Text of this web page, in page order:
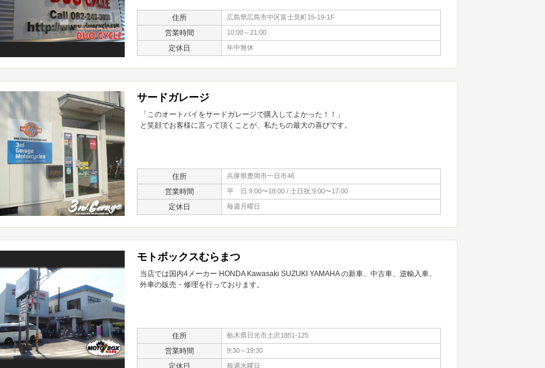
住所 広島県広島市中区富士見町15-19-1F
営業時間 10:00～21:00
定休日 年中無休
サードガレージ
「このオートバイをサードガレージで購入してよかった！！」
と笑顔でお客様に言って頂くことが、私たちの最大の喜びです。
住所 兵庫県豊岡市一日市46
営業時間 平 日:9:00〜18:00 / 土日祝:9:00〜17:00
定休日 毎週月曜日
モトボックスむらまつ
当店では国内4メーカー HONDA Kawasaki SUZUKI YAMAHA の新車、中古車、逆輸入車、
外車の販売・修理を行っております。
住所 栃木県日光市土沢1851-125
営業時間 9:30～19:30
定休日 毎週水曜日